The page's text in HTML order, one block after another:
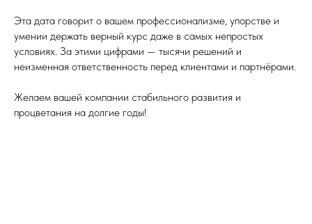
Эта дата говорит о вашем профессионализме, упорстве и
умении держать верный курс даже в самых непростых
условиях. За этими цифрами — тысячи решений и
неизменная ответственность перед клиентами и партнёрами.
Желаем вашей компании стабильного развития и
процветания на долгие годы!